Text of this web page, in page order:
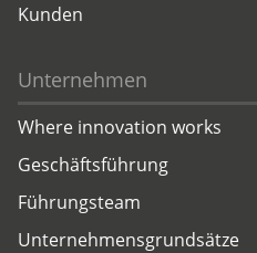
Kunden
Unternehmen
Where innovation works
Geschäftsführung
Führungsteam
Unternehmensgrundsätze